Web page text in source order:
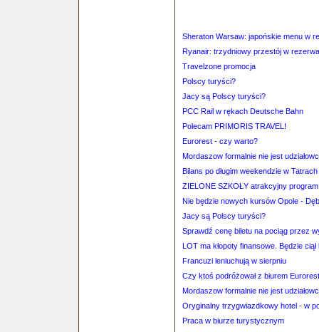
Sheraton Warsaw: japońskie menu w
Ryanair: trzydniowy przestój w
Travelzone promocja
Polscy turyści?
Jacy są Polscy turyści?
PCC Rail w rękach Deutsche Bahn
Polecam PRIMORIS TRAVEL!
Eurorest - czy warto?
Mordaszow formalnie nie jest
Bilans po długim weekendzie w Tatrach
ZIELONE SZKOŁY atrakcyjny
Nie będzie nowych kursów Opole -
Jacy są Polscy turyści?
Sprawdź cenę biletu na pociąg przez
LOT ma kłopoty finansowe. Będzie
Francuzi leniuchują w sierpniu
Czy ktoś podróżował z biurem
Mordaszow formalnie nie jest
Oryginalny trzygwiazdkowy hotel - w
Praca w biurze turystycznym